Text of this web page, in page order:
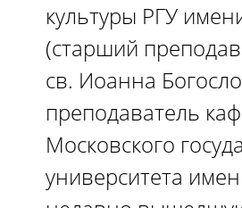
культуры РГУ
(старший
св. Иоанна
преподаватель
Московского
университета